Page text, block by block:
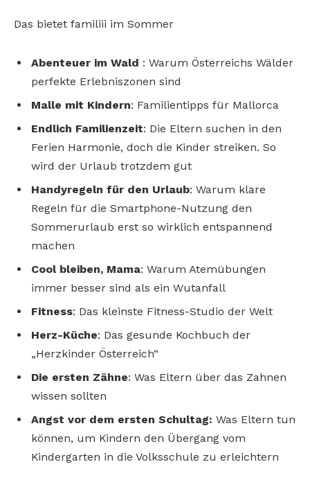
Das bietet familiii im Sommer
Abenteuer im Wald : Warum Österreichs Wälder
perfekte Erlebniszonen sind
Malle mit Kindern: Familientipps für Mallorca
Endlich Familienzeit: Die Eltern suchen in den
Ferien Harmonie, doch die Kinder streiken. So
wird der Urlaub trotzdem gut
Handyregeln für den Urlaub: Warum klare
Regeln für die Smartphone-Nutzung den
Sommerurlaub erst so wirklich entspannend
machen
Cool bleiben, Mama: Warum Atemübungen
immer besser sind als ein Wutanfall
Fitness: Das kleinste Fitness-Studio der Welt
Herz-Küche: Das gesunde Kochbuch der
„Herzkinder Österreich“
Die ersten Zähne: Was Eltern über das Zahnen
wissen sollten
Angst vor dem ersten Schultag: Was Eltern tun
können, um Kindern den Übergang vom
Kindergarten in die Volksschule zu erleichtern